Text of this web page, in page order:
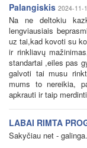
Palangiskis 2024-11-
Na ne deltokiu
lengviausiais
uz tai,kad kovoti su
ir rinkliavų
standartai ,eiles pas
galvoti tai musu
mums to nereikia,
apkrauti ir taip
LABAI RIMTA
Sakyčiau net -